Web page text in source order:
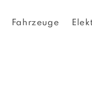
Fahrzeuge